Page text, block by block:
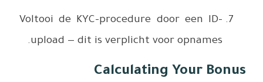
Voltooi
upload